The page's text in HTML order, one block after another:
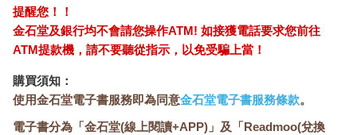
提醒您！！
金石堂及銀行均不會請您操作ATM! 如接獲電話要求您前往
ATM提款機，請不要聽從指示，以免受騙上當！
購買須知：
使用金石堂電子書服務即為同意金石堂電子書服務條款。
電子書分為「金石堂(線上閱讀+APP)」及「Readmoo(兌換